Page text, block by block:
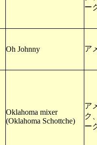
ー
Oh Johnny ア
Oklahoma mixer
(Oklahoma Schottche)
ア
ク
ー